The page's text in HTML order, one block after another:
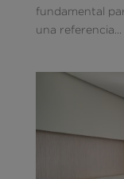
fundamental
una referencia...